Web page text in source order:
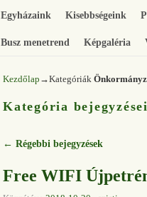
Egyházaink Kisebbségeink
Busz menetrend Képgaléria
Kezdőlap →Kategóriák
Kategória
Bejegyzés navigáció
← Régebbi bejegyzések
Free WIFI